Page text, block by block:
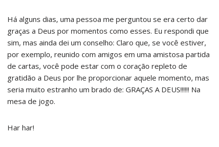
Há alguns dias, uma pessoa me perguntou se era certo dar
graças a Deus por momentos como esses. Eu respondi que
sim, mas ainda dei um conselho: Claro que, se você estiver,
por exemplo, reunido com amigos em uma amistosa partida
de cartas, você pode estar com o coração repleto de
gratidão a Deus por lhe proporcionar aquele momento, mas
seria muito estranho um brado de: GRAÇAS A DEUS!!!!!! Na
mesa de jogo.
Har har!